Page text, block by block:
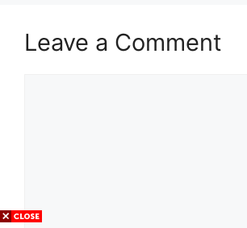
Leave a Comment